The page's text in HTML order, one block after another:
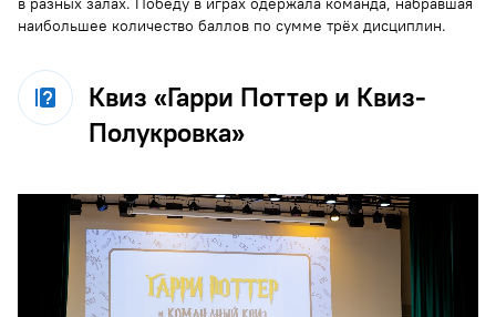
наибольшее количество баллов по сумме трёх дисциплин.
Квиз «Гарри Поттер и Квиз-
Полукровка»